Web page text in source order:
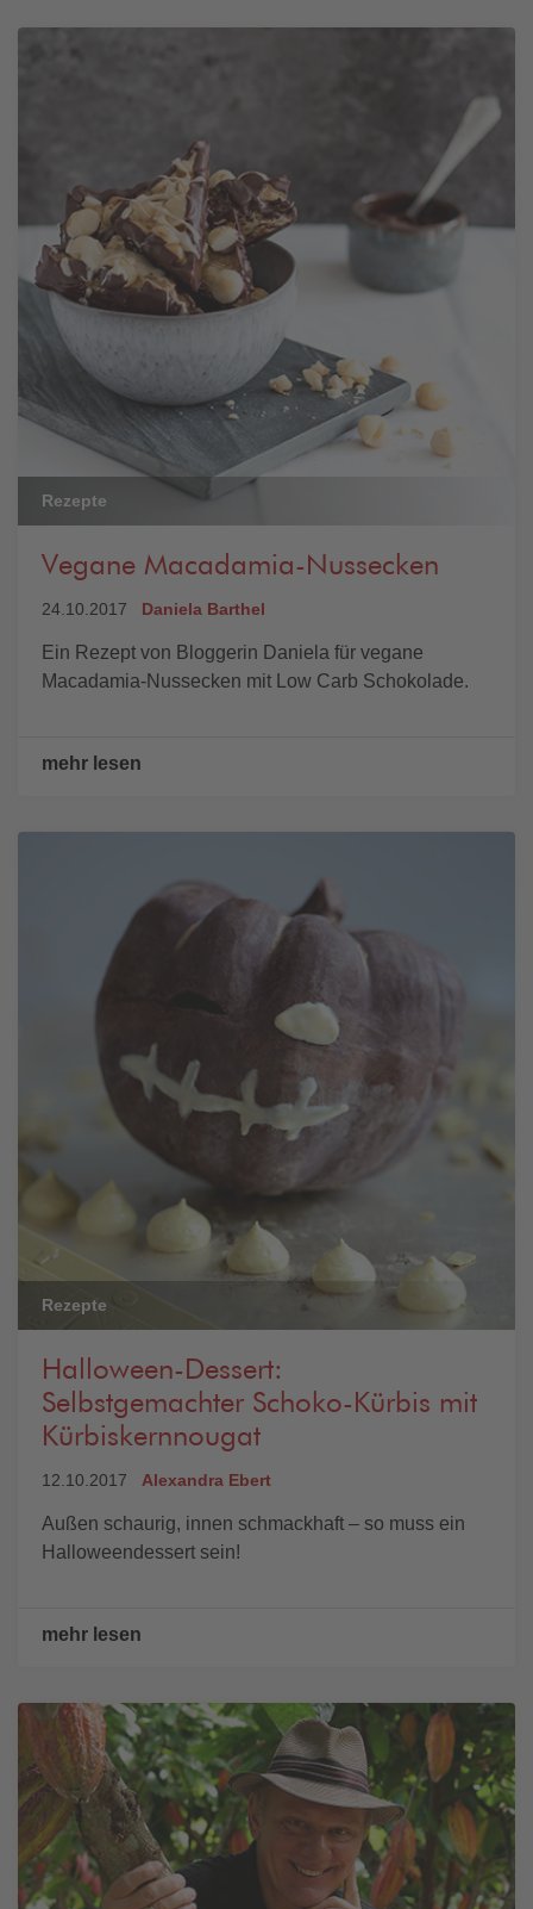
Rezepte
Vegane Macadamia-Nussecken
24.10.2017 Daniela Barthel
Ein Rezept von Bloggerin Daniela für vegane
Macadamia-Nussecken mit Low Carb Schokolade.
mehr lesen
Rezepte
Halloween-Dessert:
Selbstgemachter Schoko-Kürbis mit
Kürbiskernnougat
12.10.2017 Alexandra Ebert
Außen schaurig, innen schmackhaft – so muss ein
Halloweendessert sein!
mehr lesen